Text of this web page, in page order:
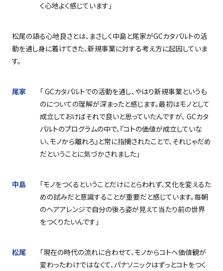
く心地よく感じています」
松尾の語る心地良さとは、まさしく中島と尾家がGCカタパルトの活
動を通し身に着けてきた、新規事業に対する考え方に起因していま
す。
尾家 「GCカタパルトでの活動を通し、やはり新規事業というも
のについての理解が深まったと感じます。最初はモノとして
成立しておけばそれで良いと思っていたんですが、 GCカタ
パルトのプログラムの中で、『コトの価値が成立していな
い、モノから離れろ』と常に指摘されたことで、それじゃだめ
だということに気づかされました」
中島
「モノをつくるということだけにとらわれず、文化を変えるた
めの試みだと意識することが重要だと感じています。毎朝
のヘアアレンジで自分の後ろ姿が見えて当たり前の世界
をつくりたいんです」
松尾
「現在の時代の流れに合わせて、モノからコトへ価値観が
変わったわけではなくて、パナソニックはずっとコトをつく